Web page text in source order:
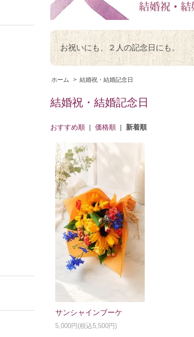
お祝いにも、２人の記念日にも。
ホーム > 結婚祝・結婚記念日
結婚祝・結婚記念日
おすすめ順| 価格順| 新着順
サンシャインブーケ
5,000円(税込5,500円)